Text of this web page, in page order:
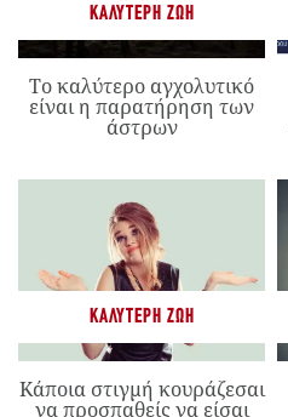
ΚΑΛΎΤΕΡΗ ΖΩΉ
Το καλύτερο αγχολυτικό
είναι η παρατήρηση των
άστρων
ΚΑΛΎΤΕΡΗ ΖΩΉ
Κάποια στιγμή κουράζεσαι
να προσπαθείς να είσαι